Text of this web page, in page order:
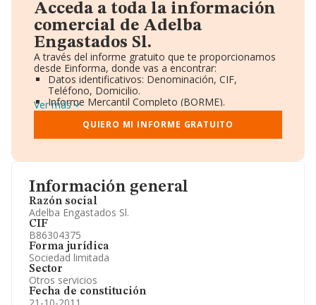
Información general
Razón social
Adelba Engastados Sl.
CIF
B86304375
Forma jurídica
Sociedad limitada
Sector
Otros servicios
Fecha de constitución
Acceda a toda la información
comercial de Adelba
Engastados Sl.
A través del informe gratuito que te proporcionamos
desde Einforma, donde vas a encontrar:
Datos identificativos: Denominación, CIF,
Teléfono, Domicilio.
Informe Mercantil Completo (BORME).
Gráficos de Evolución Ventas y Empleados.
Consejo de Administración y Administradores.
Directivos y Ejecutivos.
Información oficial y registral complementaria.
Ver más
QUIERO MI INFORME GRATUITO